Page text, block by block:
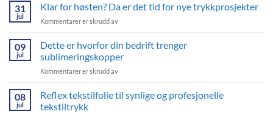
31
jul
Klar for høsten? Da er det tid for nye trykkprosjekter
Kommentarer er skrudd avfor
Da
er
tid
09
jul
Dette er hvorfor din bedrift trenger
sublimeringskopper
Kommentarer er skrudd avfor
er
hvorfor
08
jul
Reflex tekstilfolie til synlige og profesjonelle
tekstiltrykk